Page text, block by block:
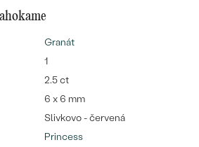
PREZRIEŤ
Granát
1
2.5 ct
6 x 6 mm
Slivkovo - červená
Princess